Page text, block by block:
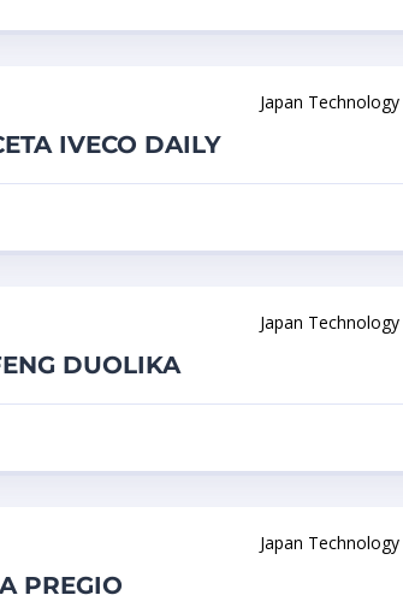
IVECO DAILY
Japan Technology
DUOLIKA
Japan Technology
PREGIO
Japan Technology